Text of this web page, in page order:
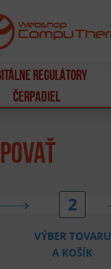
REGULÁTORY
ČERPADIEL
2
VÝBER TOVARU
A KOŠÍK